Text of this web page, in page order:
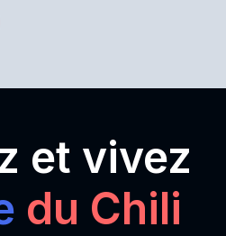
et vivez
du Chili